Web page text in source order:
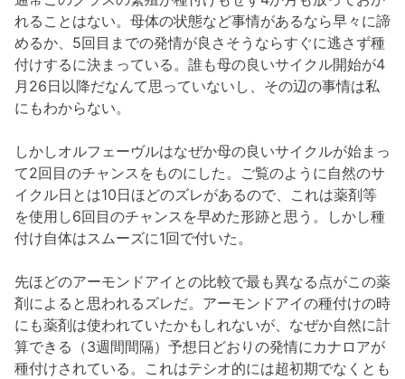
れることはない。母体の状態など事情があるなら早々に諦
めるか、5回目までの発情が良さそうならすぐに逃さず種
付けするに決まっている。誰も母の良いサイクル開始が4
月26日以降だなんて思っていないし、その辺の事情は私
にもわからない。
しかしオルフェーヴルはなぜか母の良いサイクルが始まっ
て2回目のチャンスをものにした。ご覧のように自然のサ
イクル日とは10日ほどのズレがあるので、これは薬剤等
を使用し6回目のチャンスを早めた形跡と思う。しかし種
付け自体はスムーズに1回で付いた。
先ほどのアーモンドアイとの比較で最も異なる点がこの薬
剤によると思われるズレだ。アーモンドアイの種付けの時
にも薬剤は使われていたかもしれないが、なぜか自然に計
算できる（3週間間隔）予想日どおりの発情にカナロアが
種付けされている。これはテシオ的には超初期でなくとも